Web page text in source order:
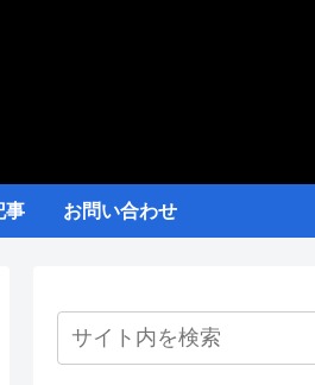
事 お問い合わせ